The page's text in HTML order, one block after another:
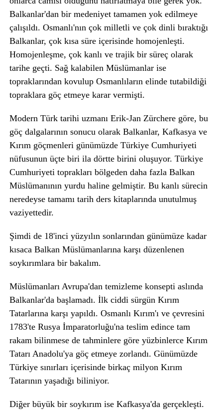
Balkanlar'dan bir medeniyet tamamen yok edilmeye
çalışıldı. Osmanlı'nın çok milletli ve çok dinli bıraktığı
Balkanlar, çok kısa süre içerisinde homojenleşti.
Homojenleşme, çok kanlı ve trajik bir süreç olarak
tarihe geçti. Sağ kalabilen Müslümanlar ise
topraklarından kovulup Osmanlıların elinde tutabildiği
topraklara göç etmeye karar vermişti.
Modern Türk tarihi uzmanı Erik-Jan Zürchere göre, bu
göç dalgalarının sonucu olarak Balkanlar, Kafkasya ve
Kırım göçmenleri günümüzde Türkiye Cumhuriyeti
nüfusunun üçte biri ila dörtte birini oluşuyor. Türkiye
Cumhuriyeti toprakları bölgeden daha fazla Balkan
Müslümanının yurdu haline gelmiştir. Bu kanlı sürecin
neredeyse tamamı tarih ders kitaplarında unutulmuş
vaziyettedir.
Şimdi de 18'inci yüzyılın sonlarından günümüze kadar
kısaca Balkan Müslümanlarına karşı düzenlenen
soykırımlara bir bakalım.
Müslümanları Avrupa'dan temizleme konsepti aslında
Balkanlar'da başlamadı. İlk ciddi sürgün Kırım
Tatarlarına karşı yapıldı. Osmanlı Kırım'ı ve çevresini
1783'te Rusya İmparatorluğu'na teslim edince tam
rakam bilinmese de tahminlere göre yüzbinlerce Kırım
Tatarı Anadolu'ya göç etmeye zorlandı. Günümüzde
Türkiye sınırları içerisinde birkaç milyon Kırım
Tatarının yaşadığı biliniyor.
Diğer büyük bir soykırım ise Kafkasya'da gerçekleşti.